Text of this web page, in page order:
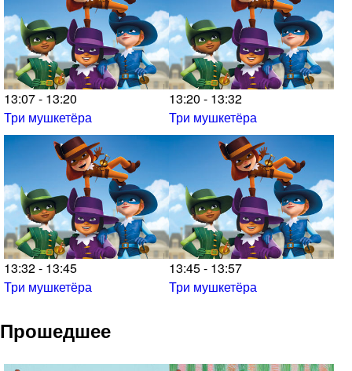
13:07 - 13:20
Три мушкетёра
13:20 - 13:32
Три мушкетёра
13:32 - 13:45
Три мушкетёра
13:45 - 13:57
Три мушкетёра
Прошедшее